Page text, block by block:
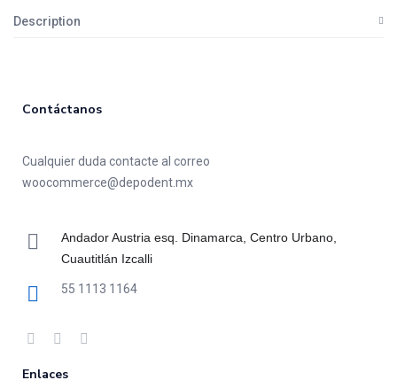
Description
Contáctanos
Cualquier duda contacte al correo
woocommerce@depodent.mx
Andador Austria esq. Dinamarca, Centro Urbano,
Cuautitlán Izcalli
55 1113 1164
Enlaces